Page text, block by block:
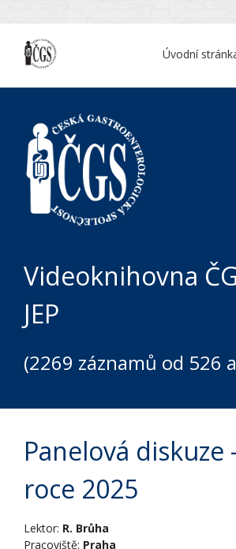
Úvodní
Videoknihovna
JEP
(2269 záznamů od 526
Panelová diskuze
roce 2025
Lektor: R. Brůha
Pracoviště: Praha